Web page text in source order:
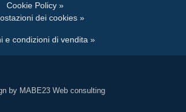
Cookie Policy »
dei cookies »
e condizioni di vendita »
by MABE23 Web consulting